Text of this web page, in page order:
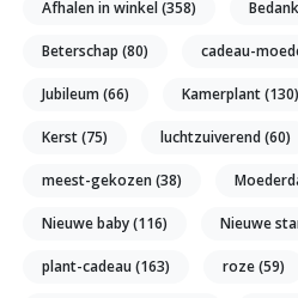
Afhalen in winkel(358)
Beterschap (80) cadeau-
Jubileum(66) Kamerplant(130)
Kerst(75) luchtzuiverend(60)
meest-gekozen(38)
Nieuwe baby(116) Nieuwe
plant-cadeau(163) roze(59)